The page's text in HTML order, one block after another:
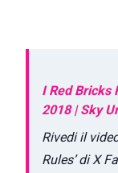
I Red Bricks
2018 | Sky
Rivedi il
Rules’ di X